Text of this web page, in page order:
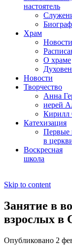
настоятель
Храм
О храме
Новости
Творчество
Анна
иерей
Кирилл
Катехизация
Первые
в
Воскресная
школа
Skip to content
Занятие в
взрослых в
Опубликовано 2